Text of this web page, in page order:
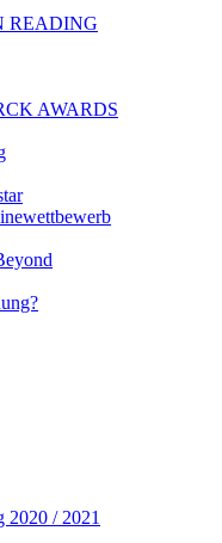
READING
AWARDS
2020 / 2021